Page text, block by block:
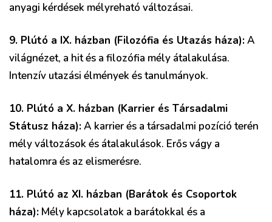
anyagi kérdések mélyreható változásai.
9. Plútó a IX. házban (Filozófia és Utazás háza):A
világnézet, a hit és a filozófia mély átalakulása.
Intenzív utazási élmények és tanulmányok.
10. Plútó a X. házban (Karrier és Társadalmi
Státusz háza):A karrier és a társadalmi pozíció terén
mély változások és átalakulások. Erős vágy a
hatalomra és az elismerésre.
11. Plútó az XI. házban (Barátok és Csoportok
háza): Mély kapcsolatok a barátokkal és a